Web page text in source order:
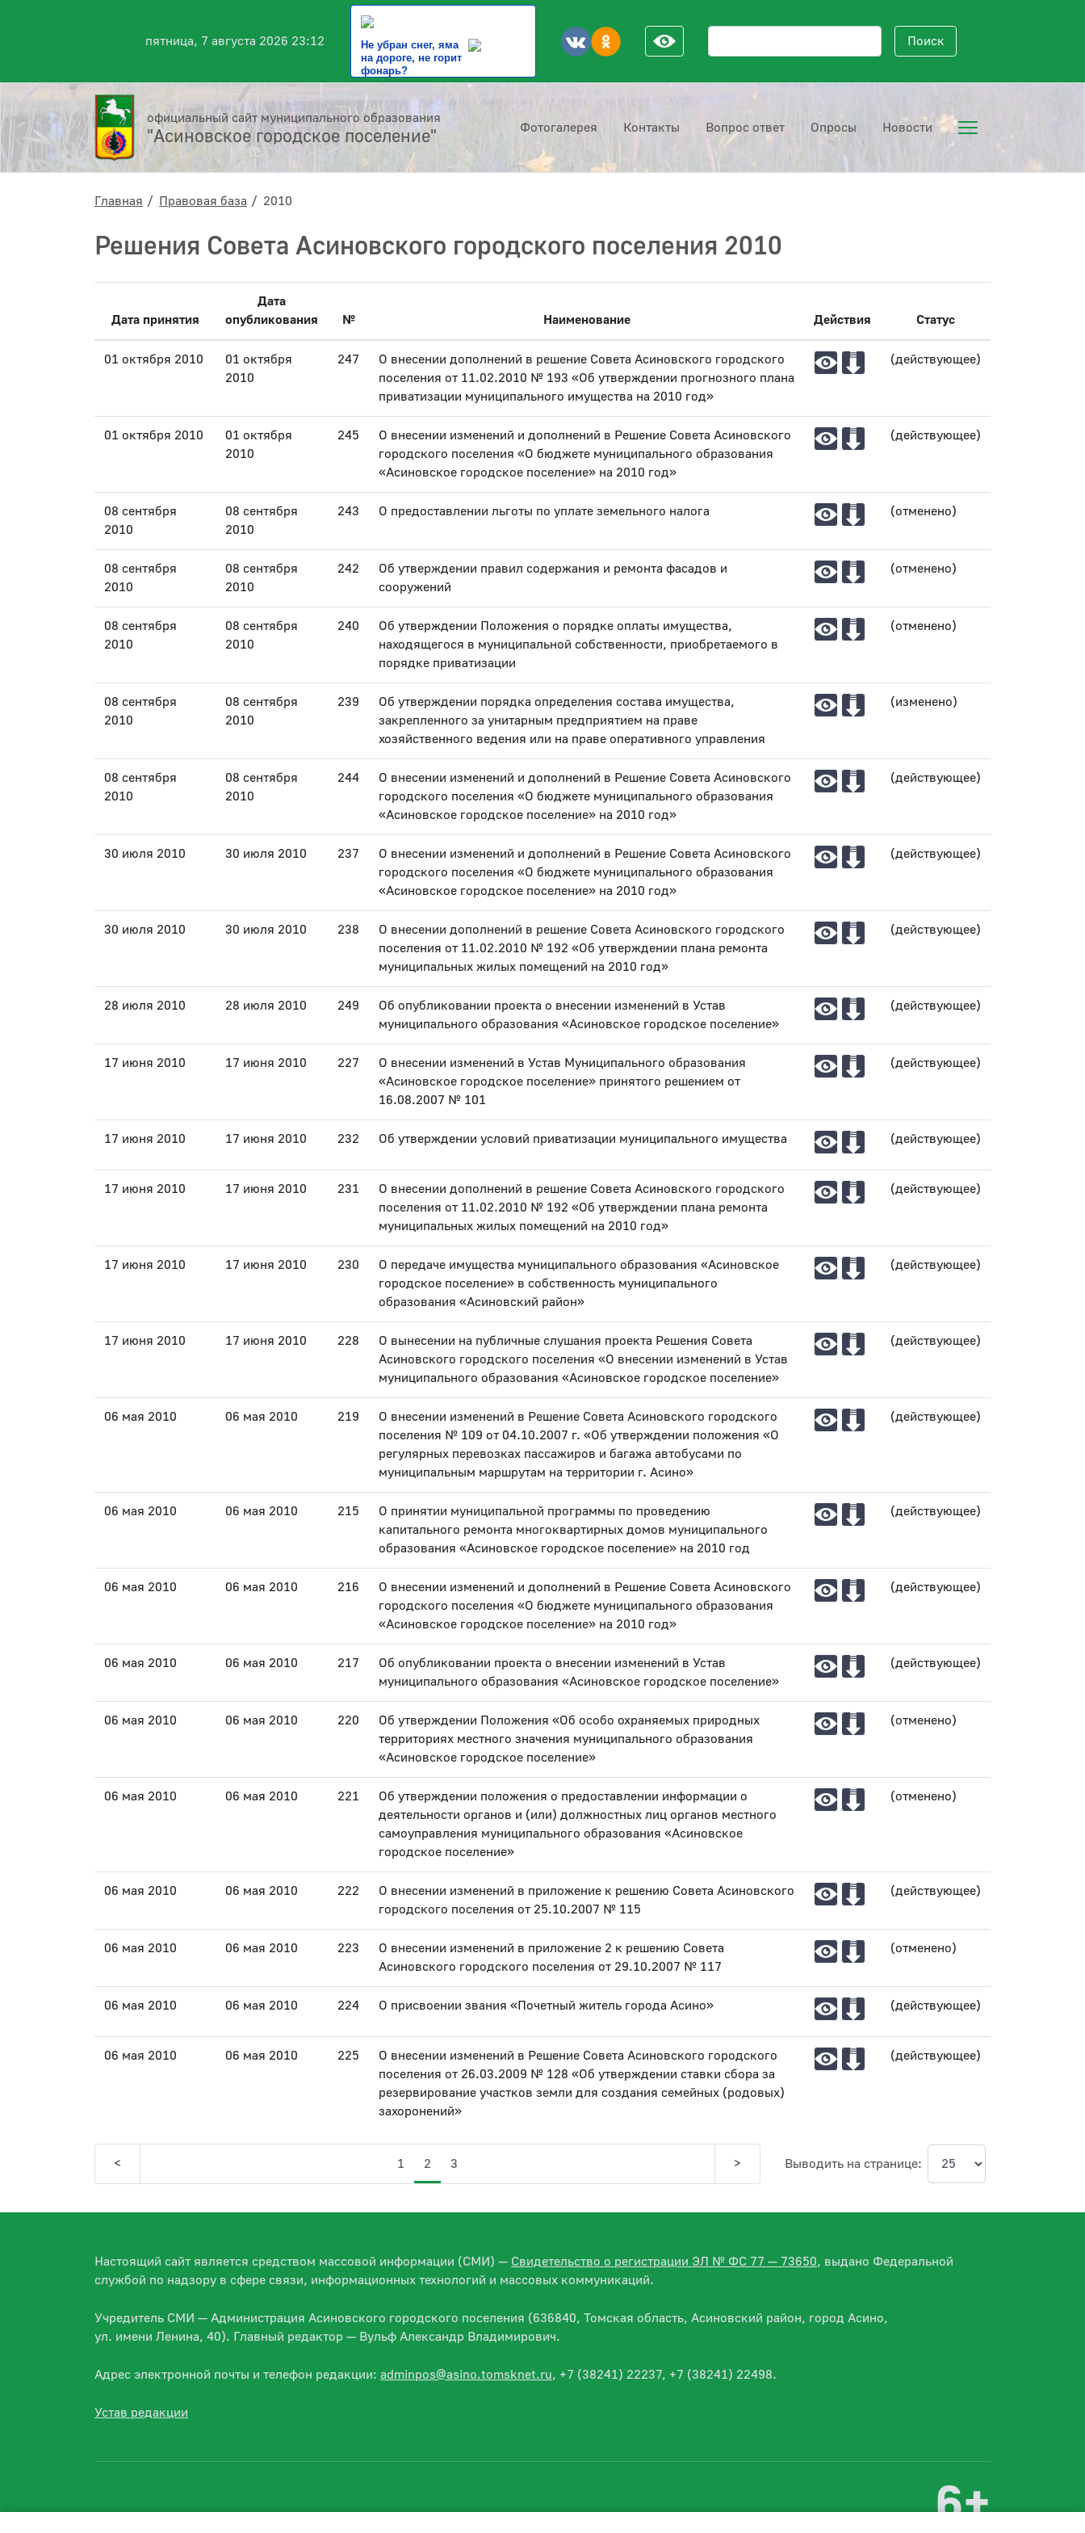
пятница, 7 августа 2026 23:12
Не убран снег, яма
на дороге, не горит
фонарь?
Поисковый запрос Поиск
официальный сайт муниципального образования
"Асиновское городское поселение" Фотогалерея Контакты Вопрос ответ Опросы Новости
Главная Правовая база 2010
Решения Совета Асиновского городского поселения 2010
Дата принятия
Дата
опубликования
№ Наименование Действия Статус
01 октября 2010
01 октября
2010
247
О внесении дополнений в решение Совета Асиновского городского
поселения от 11.02.2010 № 193 «Об утверждении прогнозного плана
приватизации муниципального имущества на 2010 год»
(действующее)
01 октября 2010
01 октября
2010
245
О внесении изменений и дополнений в Решение Совета Асиновского
городского поселения «О бюджете муниципального образования
«Асиновское городское поселение» на 2010 год»
(действующее)
08 сентября
2010
08 сентября
2010
243 О предоставлении льготы по уплате земельного налога (отменено)
08 сентября
2010
08 сентября
2010
242
Об утверждении правил содержания и ремонта фасадов и
сооружений
(отменено)
08 сентября
2010
08 сентября
2010
240
Об утверждении Положения о порядке оплаты имущества,
находящегося в муниципальной собственности, приобретаемого в
порядке приватизации
(отменено)
08 сентября
2010
08 сентября
2010
239
Об утверждении порядка определения состава имущества,
закрепленного за унитарным предприятием на праве
хозяйственного ведения или на праве оперативного управления
(изменено)
08 сентября
2010
08 сентября
2010
244
О внесении изменений и дополнений в Решение Совета Асиновского
городского поселения «О бюджете муниципального образования
«Асиновское городское поселение» на 2010 год»
(действующее)
30 июля 2010 30 июля 2010 237
О внесении изменений и дополнений в Решение Совета Асиновского
городского поселения «О бюджете муниципального образования
«Асиновское городское поселение» на 2010 год»
(действующее)
30 июля 2010 30 июля 2010 238
О внесении дополнений в решение Совета Асиновского городского
поселения от 11.02.2010 № 192 «Об утверждении плана ремонта
муниципальных жилых помещений на 2010 год»
(действующее)
28 июля 2010 28 июля 2010 249
Об опубликовании проекта о внесении изменений в Устав
муниципального образования «Асиновское городское поселение»
(действующее)
17 июня 2010 17 июня 2010 227
О внесении изменений в Устав Муниципального образования
«Асиновское городское поселение» принятого решением от
16.08.2007 № 101
(действующее)
17 июня 2010 17 июня 2010 232 Об утверждении условий приватизации муниципального имущества (действующее)
17 июня 2010 17 июня 2010 231
О внесении дополнений в решение Совета Асиновского городского
поселения от 11.02.2010 № 192 «Об утверждении плана ремонта
муниципальных жилых помещений на 2010 год»
(действующее)
17 июня 2010 17 июня 2010 230
О передаче имущества муниципального образования «Асиновское
городское поселение» в собственность муниципального
образования «Асиновский район»
(действующее)
17 июня 2010 17 июня 2010 228
О вынесении на публичные слушания проекта Решения Совета
Асиновского городского поселения «О внесении изменений в Устав
муниципального образования «Асиновское городское поселение»
(действующее)
06 мая 2010 06 мая 2010 219
О внесении изменений в Решение Совета Асиновского городского
поселения № 109 от 04.10.2007 г. «Об утверждении положения «О
регулярных перевозках пассажиров и багажа автобусами по
муниципальным маршрутам на территории г. Асино»
(действующее)
06 мая 2010 06 мая 2010 215
О принятии муниципальной программы по проведению
капитального ремонта многоквартирных домов муниципального
образования «Асиновское городское поселение» на 2010 год
(действующее)
06 мая 2010 06 мая 2010 216
О внесении изменений и дополнений в Решение Совета Асиновского
городского поселения «О бюджете муниципального образования
«Асиновское городское поселение» на 2010 год»
(действующее)
06 мая 2010 06 мая 2010 217
Об опубликовании проекта о внесении изменений в Устав
муниципального образования «Асиновское городское поселение»
(действующее)
06 мая 2010 06 мая 2010 220
Об утверждении Положения «Об особо охраняемых природных
территориях местного значения муниципального образования
«Асиновское городское поселение»
(отменено)
06 мая 2010 06 мая 2010 221
Об утверждении положения о предоставлении информации о
деятельности органов и (или) должностных лиц органов местного
самоуправления муниципального образования «Асиновское
городское поселение»
(отменено)
06 мая 2010 06 мая 2010 222
О внесении изменений в приложение к решению Совета Асиновского
городского поселения от 25.10.2007 № 115
(действующее)
06 мая 2010 06 мая 2010 223
О внесении изменений в приложение 2 к решению Совета
Асиновского городского поселения от 29.10.2007 № 117
(отменено)
06 мая 2010 06 мая 2010 224 О присвоении звания «Почетный житель города Асино» (действующее)
06 мая 2010 06 мая 2010 225
О внесении изменений в Решение Совета Асиновского городского
поселения от 26.03.2009 № 128 «Об утверждении ставки сбора за
резервирование участков земли для создания семейных (родовых)
захоронений»
(действующее)
< 1 2 3 > Выводить на странице:
Настоящий сайт является средством массовой информации (СМИ) — Свидетельство о регистрации ЭЛ № ФС 77 — 73650, выдано Федеральной
службой по надзору в сфере связи, информационных технологий и массовых коммуникаций.
Учредитель СМИ — Администрация Асиновского городского поселения (636840, Томская область, Асиновский район, город Асино,
ул. имени Ленина, 40). Главный редактор — Вульф Александр Владимирович.
Адрес электронной почты и телефон редакции: adminpos@asino.tomsknet.ru, +7 (38241) 22237, +7 (38241) 22498.
Устав редакции
6+